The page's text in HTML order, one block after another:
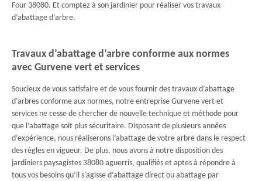
Four 38080. Et comptez à son jardinier pour réaliser vos travaux
d’abattage d’arbre.
Travaux d’abattage d’arbre conforme aux normes
avec Gurvene vert et services
Soucieux de vous satisfaire et de vous fournir des travaux d’abattage
d’arbres conforme aux normes, notre entreprise Gurvene vert et
services ne cesse de chercher de nouvelle technique et méthode pour
que l’abattage soit plus sécuritaire. Disposant de plusieurs années
d’expérience, nous réaliserons l’abattage de votre arbre dans le respect
des règles en vigueur. De plus, nous avons à notre disposition des
jardiniers paysagistes 38080 aguerris, qualifiés et aptes à répondre à
tous vos besoins qu’il s’agisse d’abattage direct ou abattage par